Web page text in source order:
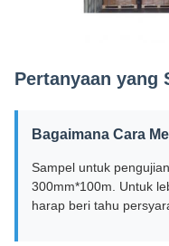
Pertanyaan yang
Bagaimana Cara
Sampel untuk
300mm*100m. Untuk
harap beri tahu